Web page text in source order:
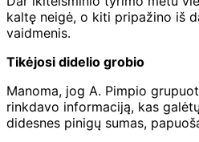
kaltę neigė, o kiti pripažino iš
vaidmenis.
Tikėjosi didelio grobio
Manoma, jog A. Pimpio
rinkdavo informaciją, kas
didesnes pinigų sumas,